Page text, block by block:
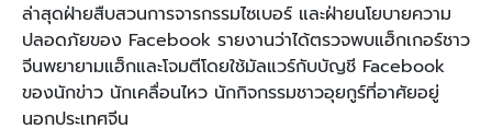
ล่าสุดฝ่ายสืบสวนการจารกรรมไซเบอร์ และฝ่ายนโยบายความ
ปลอดภัยของ Facebook รายงานว่าได้ตรวจพบแฮ็กเกอร์ชาว
จีนพยายามแฮ็กและโจมตีโดยใช้มัลแวร์กับบัญชี Facebook
ของนักข่าว นักเคลื่อนไหว นักกิจกรรมชาวอุยกูร์ที่อาศัยอยู่
นอกประเทศจีน